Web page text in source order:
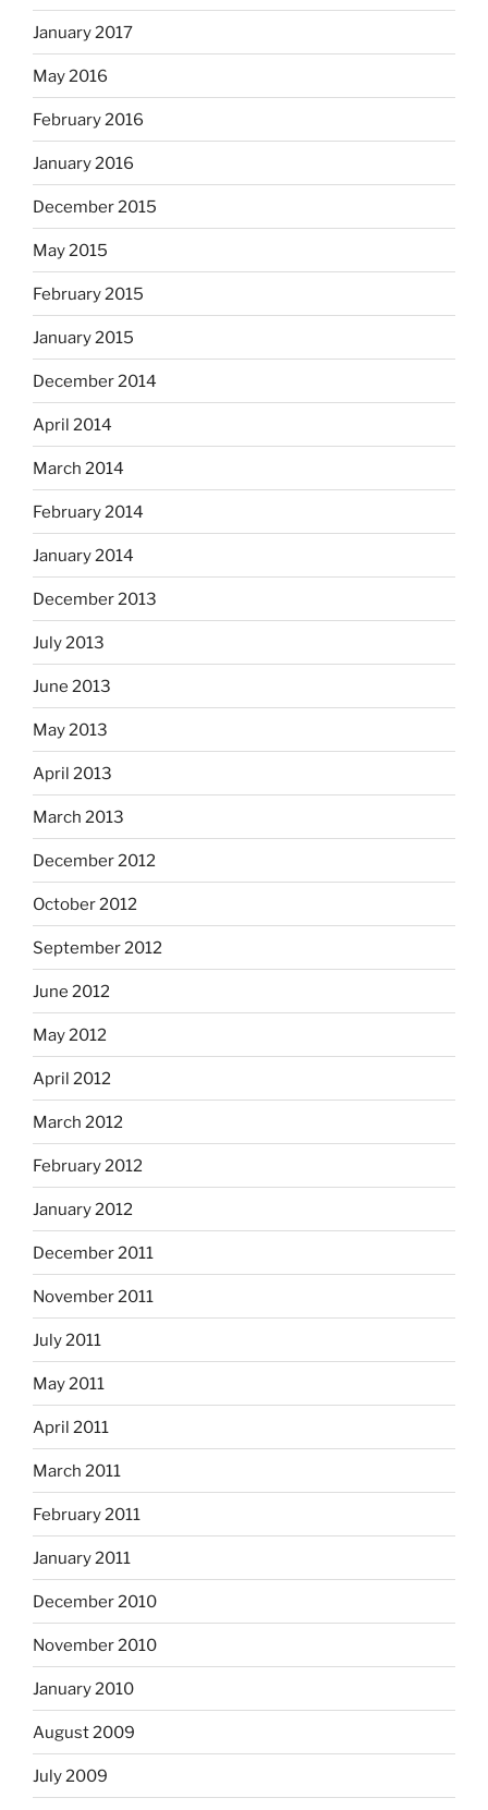
January 2017
May 2016
February 2016
January 2016
December 2015
May 2015
February 2015
January 2015
December 2014
April 2014
March 2014
February 2014
January 2014
December 2013
July 2013
June 2013
May 2013
April 2013
March 2013
December 2012
October 2012
September 2012
June 2012
May 2012
April 2012
March 2012
February 2012
January 2012
December 2011
November 2011
July 2011
May 2011
April 2011
March 2011
February 2011
January 2011
December 2010
November 2010
January 2010
August 2009
July 2009